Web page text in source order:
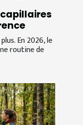
En 2026, le
routine de